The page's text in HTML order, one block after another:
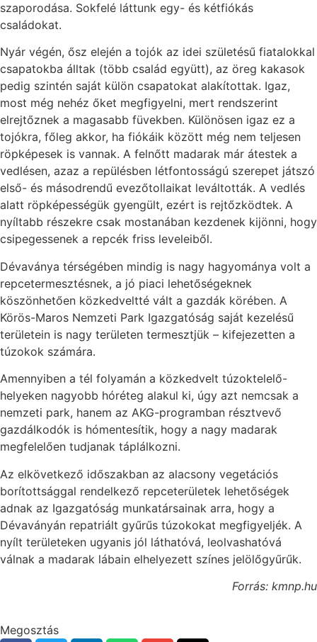
szaporodása. Sokfelé láttunk egy- és kétfiókás
családokat.
Nyár végén, ősz elején a tojók az idei születésű fiatalokkal
csapatokba álltak (több család együtt), az öreg kakasok
pedig szintén saját külön csapatokat alakítottak. Igaz,
most még nehéz őket megfigyelni, mert rendszerint
elrejtőznek a magasabb füvekben. Különösen igaz ez a
tojókra, főleg akkor, ha fiókáik között még nem teljesen
röpképesek is vannak. A felnőtt madarak már átestek a
vedlésen, azaz a repülésben létfontosságú szerepet játszó
első- és másodrendű evezőtollaikat leváltották. A vedlés
alatt röpképességük gyengült, ezért is rejtőzködtek. A
nyíltabb részekre csak mostanában kezdenek kijönni, hogy
csipegessenek a repcék friss leveleiből.
Dévaványa térségében mindig is nagy hagyománya volt a
repcetermesztésnek, a jó piaci lehetőségeknek
köszönhetően közkedveltté vált a gazdák körében. A
Körös-Maros Nemzeti Park Igazgatóság saját kezelésű
területein is nagy területen termesztjük – kifejezetten a
túzokok számára.
Amennyiben a tél folyamán a közkedvelt túzoktelelő-
helyeken nagyobb hóréteg alakul ki, úgy azt nemcsak a
nemzeti park, hanem az AKG-programban résztvevő
gazdálkodók is hómentesítik, hogy a nagy madarak
megfelelően tudjanak táplálkozni.
Az elkövetkező időszakban az alacsony vegetációs
borítottsággal rendelkező repceterületek lehetőségek
adnak az Igazgatóság munkatársainak arra, hogy a
Dévaványán repatriált gyűrűs túzokokat megfigyeljék. A
nyílt területeken ugyanis jól láthatóvá, leolvashatóvá
válnak a madarak lábain elhelyezett színes jelölőgyűrűk.
Forrás: kmnp.hu
Megosztás